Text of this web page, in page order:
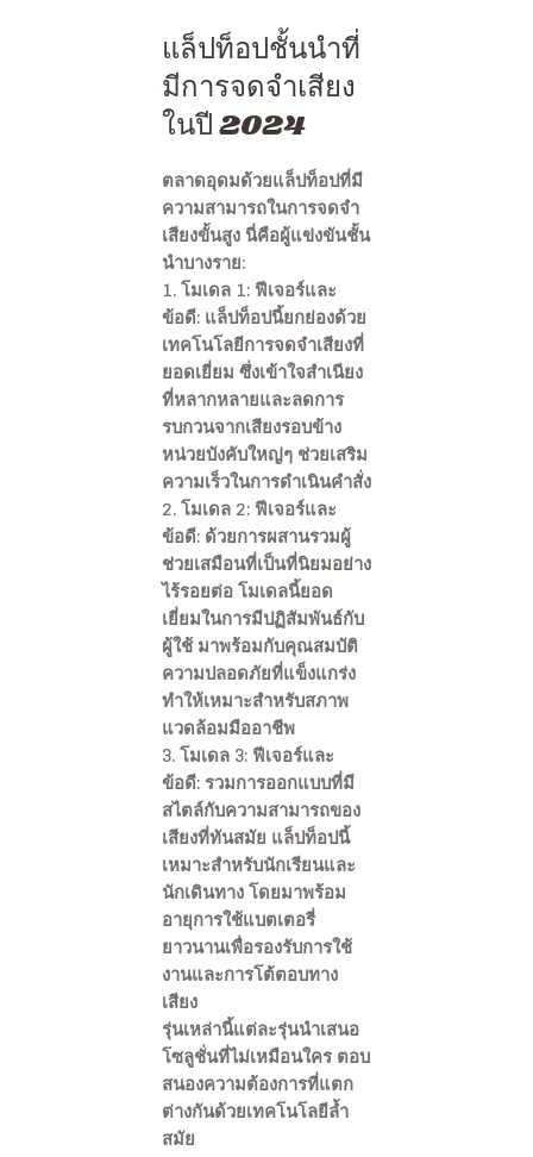
แล็ปท็อปชั้นนำที่
มีการจดจำเสียง
ในปี 2024
ตลาดอุดมด้วยแล็ปท็อปที่มี
ความสามารถในการจดจำ
เสียงขั้นสูง นี่คือผู้แข่งขันชั้น
นำบางราย:
1. โมเดล 1: ฟีเจอร์และ
ข้อดี: แล็ปท็อปนี้ยกย่องด้วย
เทคโนโลยีการจดจำเสียงที่
ยอดเยี่ยม ซึ่งเข้าใจสำเนียง
ที่หลากหลายและลดการ
รบกวนจากเสียงรอบข้าง
หน่วยบังคับใหญ่ๆ ช่วยเสริม
ความเร็วในการดำเนินคำสั่ง
2. โมเดล 2: ฟีเจอร์และ
ข้อดี: ด้วยการผสานรวมผู้
ช่วยเสมือนที่เป็นที่นิยมอย่าง
ไร้รอยต่อ โมเดลนี้ยอด
เยี่ยมในการมีปฏิสัมพันธ์กับ
ผู้ใช้ มาพร้อมกับคุณสมบัติ
ความปลอดภัยที่แข็งแกร่ง
ทำให้เหมาะสำหรับสภาพ
แวดล้อมมืออาชีพ
3. โมเดล 3: ฟีเจอร์และ
ข้อดี: รวมการออกแบบที่มี
สไตล์กับความสามารถของ
เสียงที่ทันสมัย แล็ปท็อปนี้
เหมาะสำหรับนักเรียนและ
นักเดินทาง โดยมาพร้อม
อายุการใช้แบตเตอรี่
ยาวนานเพื่อรองรับการใช้
งานและการโต้ตอบทาง
เสียง
รุ่นเหล่านี้แต่ละรุ่นนำเสนอ
โซลูชั่นที่ไม่เหมือนใคร ตอบ
สนองความต้องการที่แตก
ต่างกันด้วยเทคโนโลยีล้ำ
สมัย